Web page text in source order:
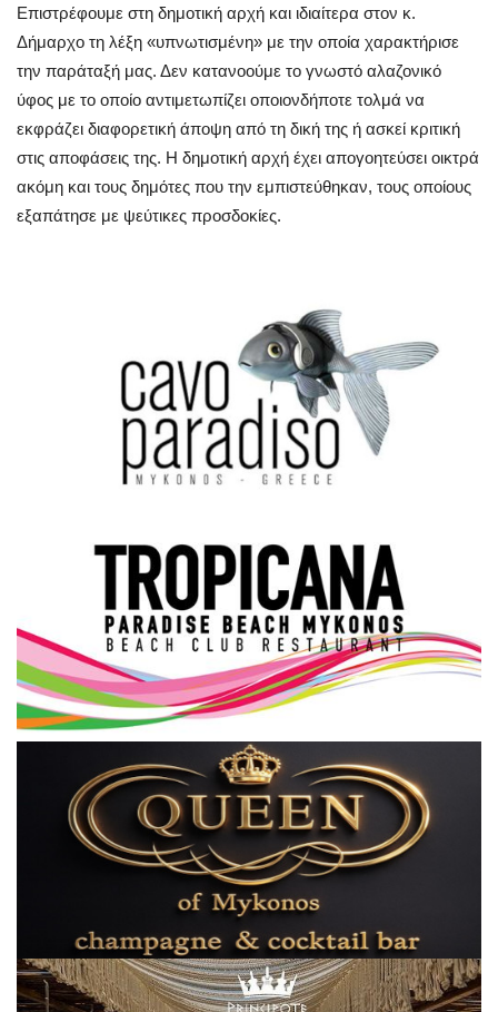
Mykonos Ticker TV
Sport
Health
Sustainability
Σεβασμιώτατος Δωρόθεος Β’
Opinion + Analysis
L’Art des Sens
Local Elections 2023
All News
Elections 2023
Ελληνικά English
Επιστρέφουμε στη δημοτική αρχή και ιδιαίτερα στον κ.
Δήμαρχο τη λέξη «υπνωτισμένη» με την οποία χαρακτήρισε
την παράταξή μας. Δεν κατανοούμε το γνωστό αλαζονικό
ύφος με το οποίο αντιμετωπίζει οποιονδήποτε τολμά να
εκφράζει διαφορετική άποψη από τη δική της ή ασκεί κριτική
στις αποφάσεις της. Η δημοτική αρχή έχει απογοητεύσει οικτρά
ακόμη και τους δημότες που την εμπιστεύθηκαν, τους οποίους
εξαπάτησε με ψεύτικες προσδοκίες.